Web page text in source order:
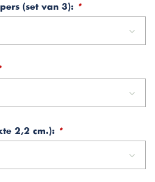
(set van 3): *
2,2 cm.): *